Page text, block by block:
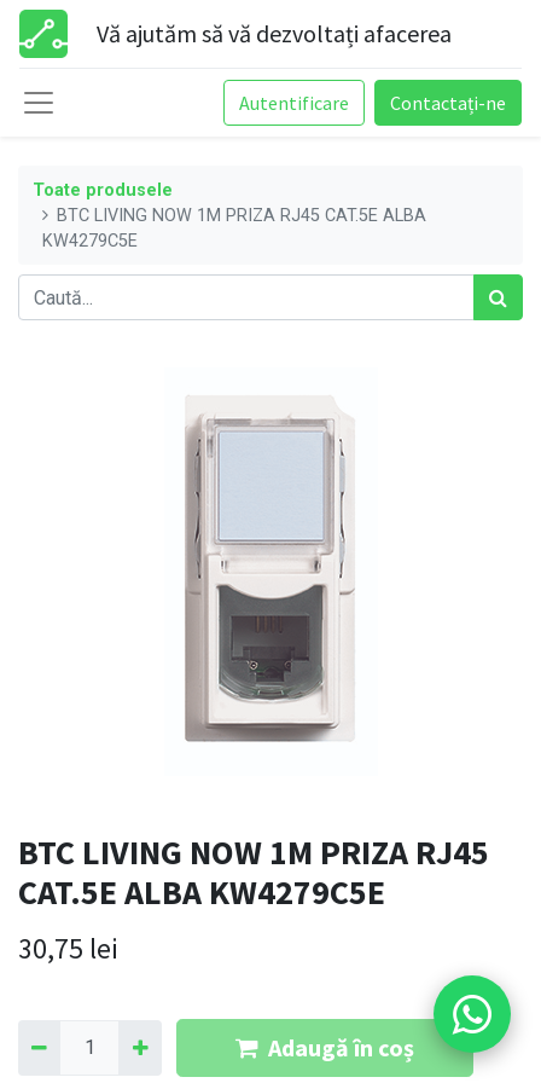
Vă ajutăm să vă dezvoltați afacerea
Autentificare Contactați-ne
Toate produsele
BTC LIVING NOW 1M PRIZA RJ45 CAT.5E ALBA
KW4279C5E
BTC LIVING NOW 1M PRIZA RJ45
CAT.5E ALBA KW4279C5E
30,75 lei
Adaugă în coș